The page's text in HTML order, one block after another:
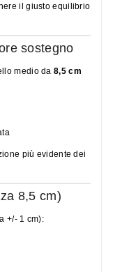
il giusto equilibrio
sostegno
medio da 8,5 cm
più evidente dei
8,5 cm)
+/- 1 cm):